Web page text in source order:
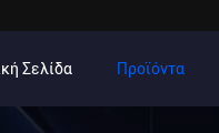
Σελίδα Προϊόντα